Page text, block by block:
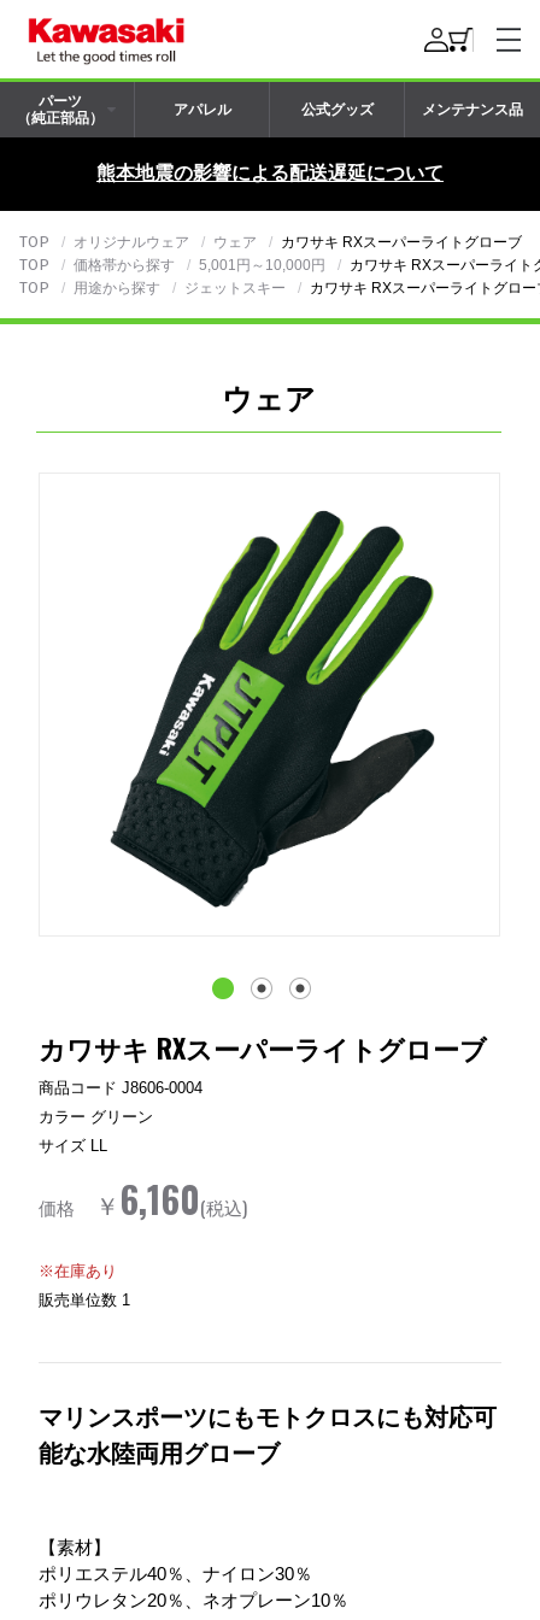
パーツ
（純正部品）
アパレル 公式グッズ メンテナンス品
熊本地震の影響による配送遅延について
TOP オリジナルウェア ウェア カワサキ RXスーパーライトグローブ
TOP 価格帯から探す 5,001円～10,000円 カワサキ RXスーパーライト
TOP 用途から探す ジェットスキー カワサキ RXスーパーライトグロー
ウェア
カワサキ RXスーパーライトグローブ
商品コード J8606-0004
カラー グリーン
サイズ
価格 ￥ 6,160(税込)
※在庫あり
販売単位数 1
マリンスポーツにもモトクロスにも対応可
能な水陸両用グローブ
【素材】
ポリエステル40％、ナイロン30％
ポリウレタン20％、ネオプレーン10％